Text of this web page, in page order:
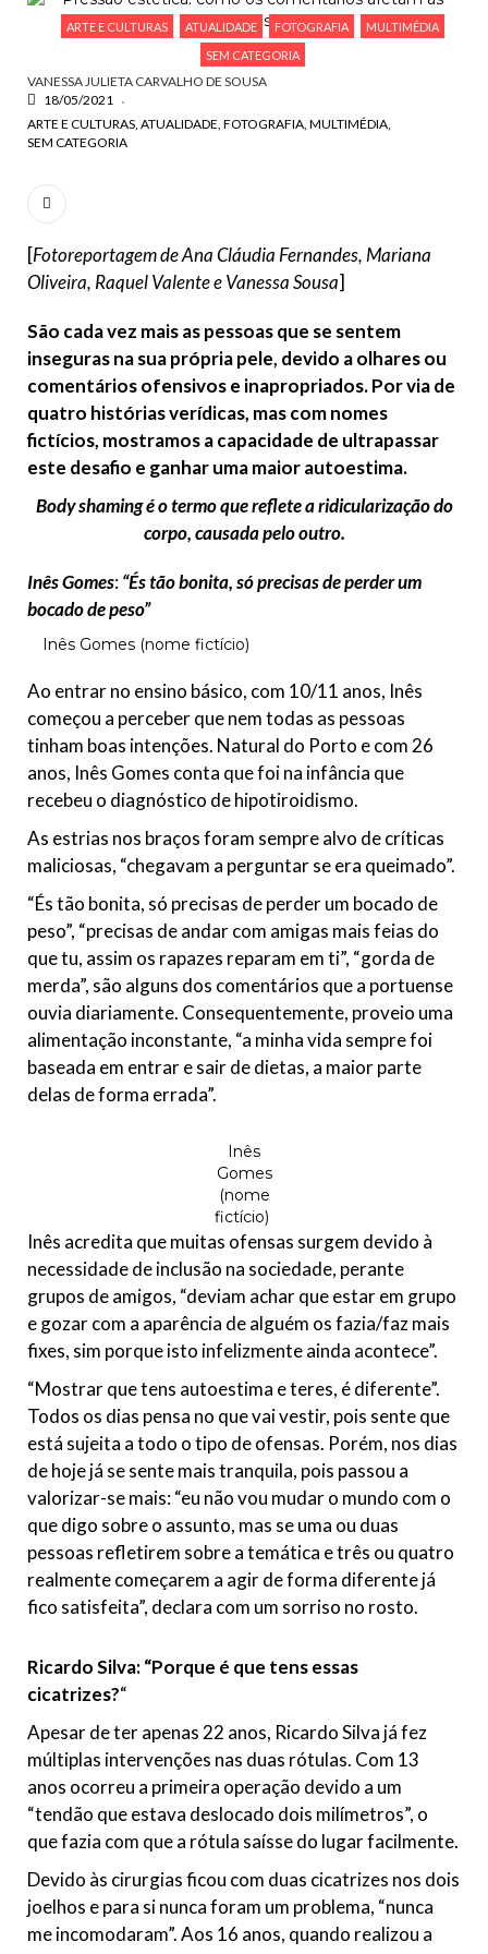
ESCREVA O QUE PROCURA E PRIMA ENTER
ARTE E CULTURAS ATUALIDADE FOTOGRAFIA
MULTIMÉDIA
SEM CATEGORIA
VANESSA JULIETA CARVALHO DE SOUSA
18/05/2021
ARTE E CULTURAS ATUALIDADE FOTOGRAFIA MULTIMÉDIA
SEM CATEGORIA
[Fotoreportagem de Ana Cláudia Fernandes, Mariana
Oliveira, Raquel Valente e Vanessa Sousa]
São cada vez mais as pessoas que se sentem
inseguras na sua própria pele, devido a olhares ou
comentários ofensivos e inapropriados. Por via de
quatro histórias verídicas, mas com nomes
fictícios, mostramos a capacidade de ultrapassar
este desafio e ganhar uma maior autoestima.
Body shaming é o termo que reflete a ridicularização do
corpo, causada pelo outro.
Inês Gomes:“És tão bonita, só precisas de perder um
bocado de peso”
Inês Gomes (nome fictício)
Ao entrar no ensino básico, com 10/11 anos, Inês
começou a perceber que nem todas as pessoas
tinham boas intenções. Natural do Porto e com 26
anos, Inês Gomes conta que foi na infância que
recebeu o diagnóstico de hipotiroidismo.
As estrias nos braços foram sempre alvo de críticas
maliciosas, “chegavam a perguntar se era queimado”.
“És tão bonita, só precisas de perder um bocado de
peso”, “precisas de andar com amigas mais feias do
que tu, assim os rapazes reparam em ti”, “gorda de
merda”, são alguns dos comentários que a portuense
ouvia diariamente. Consequentemente, proveio uma
alimentação inconstante, “a minha vida sempre foi
baseada em entrar e sair de dietas, a maior parte
delas de forma errada”.
Inês
Gomes
(nome
fictício)
Inês acredita que muitas ofensas surgem devido à
necessidade de inclusão na sociedade, perante
grupos de amigos, “deviam achar que estar em grupo
e gozar com a aparência de alguém os fazia/faz mais
fixes, sim porque isto infelizmente ainda acontece”.
“Mostrar que tens autoestima e teres, é diferente”.
Todos os dias pensa no que vai vestir, pois sente que
está sujeita a todo o tipo de ofensas. Porém, nos dias
de hoje já se sente mais tranquila, pois passou a
valorizar-se mais: “eu não vou mudar o mundo com o
que digo sobre o assunto, mas se uma ou duas
pessoas refletirem sobre a temática e três ou quatro
realmente começarem a agir de forma diferente já
fico satisfeita”, declara com um sorriso no rosto.
Ricardo Silva: “Porque é que tens essas
cicatrizes?“
Apesar de ter apenas 22 anos, Ricardo Silva já fez
múltiplas intervenções nas duas rótulas. Com 13
anos ocorreu a primeira operação devido a um
“tendão que estava deslocado dois milímetros”, o
que fazia com que a rótula saísse do lugar facilmente.
Devido às cirurgias ficou com duas cicatrizes nos dois
joelhos e para si nunca foram um problema, “nunca
me incomodaram”. Aos 16 anos, quando realizou a